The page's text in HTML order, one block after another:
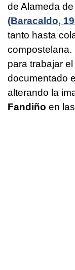
de Alameda
(Baracaldo,
tanto hasta
compostelana.
para trabajar
documentado
alterando la
Fandiño en